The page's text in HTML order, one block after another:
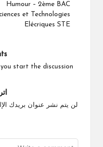
Humour – 2ème BAC
et Technologies
Elécriques STE
start the discussion?
لن يتم نشر عنوان بريدك